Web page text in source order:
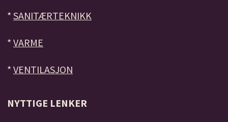
* SANITÆRTEKNIKK
* VARME
* VENTILASJON
NYTTIGE LENKER